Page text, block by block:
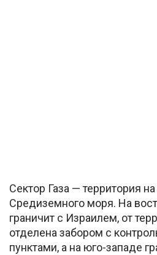
Сектор Газа — территория
Средиземного моря. На
граничит с Израилем, от
отделена забором с
пунктами, а на юго-западе